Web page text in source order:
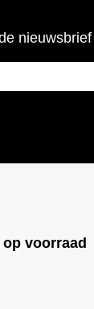
nieuwsbrief
voorraad